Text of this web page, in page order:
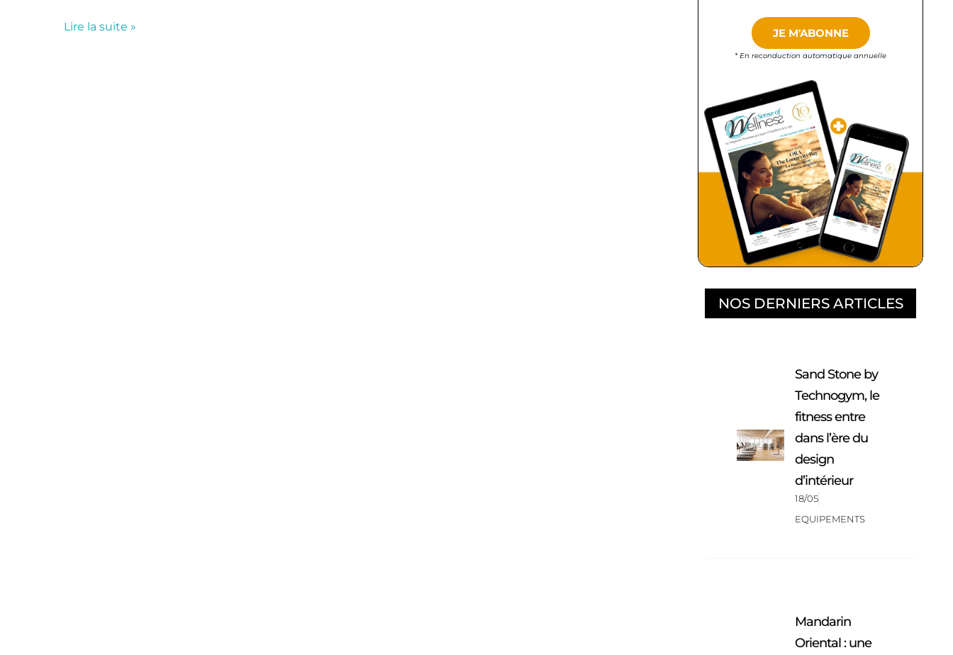
Lire la suite » JE M'ABONNE
* En reconduction automatique annuelle
NOS DERNIERS ARTICLES
Sand Stone by
Technogym, le
fitness entre
dans l’ère du
design
d’intérieur
18/05
EQUIPEMENTS
Mandarin
Oriental : une